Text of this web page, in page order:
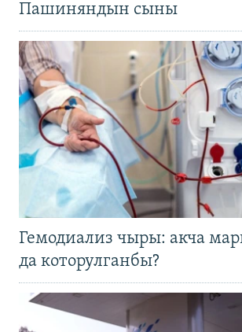
Пашиняндын сыны
Гемодиализ чыры: акча
да которулганбы?